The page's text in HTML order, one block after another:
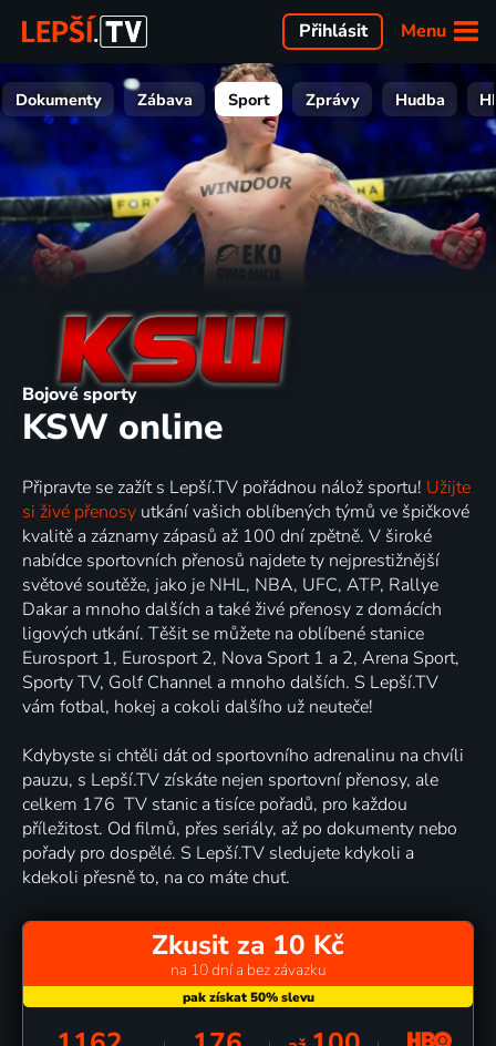
Menu
Přihlásit
Dokumenty Zábava Sport Zprávy Hudba
Bojové sporty
KSW online
Připravte se zažít s Lepší.TV pořádnou nálož sportu! Užijte
si živé přenosy utkání vašich oblíbených týmů ve špičkové
kvalitě a záznamy zápasů až 100 dní zpětně. V široké
nabídce sportovních přenosů najdete ty nejprestižnější
světové soutěže, jako je NHL, NBA, UFC, ATP, Rallye
Dakar a mnoho dalších a také živé přenosy z domácích
ligových utkání. Těšit se můžete na oblíbené stanice
Eurosport 1, Eurosport 2, Nova Sport 1 a 2, Arena Sport,
Sporty TV, Golf Channel a mnoho dalších. S Lepší.TV
vám fotbal, hokej a cokoli dalšího už neuteče!
Kdybyste si chtěli dát od sportovního adrenalinu na chvíli
pauzu, s Lepší.TV získáte nejen sportovní přenosy, ale
celkem 176 TV stanic a tisíce pořadů, pro každou
příležitost. Od filmů, přes seriály, až po dokumenty nebo
pořady pro dospělé. S Lepší.TV sledujete kdykoli a
kdekoli přesně to, na co máte chuť.
Zkusit za 10 Kč
na 10 dní a bez závazku